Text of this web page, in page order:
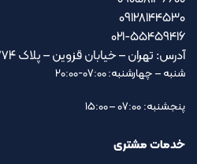
09128144530
021-55459416
آدرس: تهران – خیابان قزوین – پلاک ۷۷۴
شنبه – چهارشنبه: 07:00-20:00
پنجشنبه: 07:00 – 15:00
خدمات مشتری